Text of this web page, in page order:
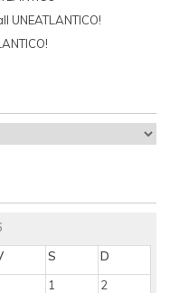
UNEATLANTICO!
S
D
1
2